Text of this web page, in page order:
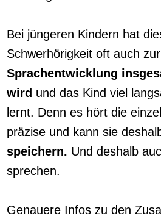
Bei jüngeren Kindern hat
Schwerhörigkeit oft auch
Sprachentwicklung
wird und das Kind viel
lernt. Denn es hört die
präzise und kann sie
speichern. Und deshalb
sprechen.
Genauere Infos zu den